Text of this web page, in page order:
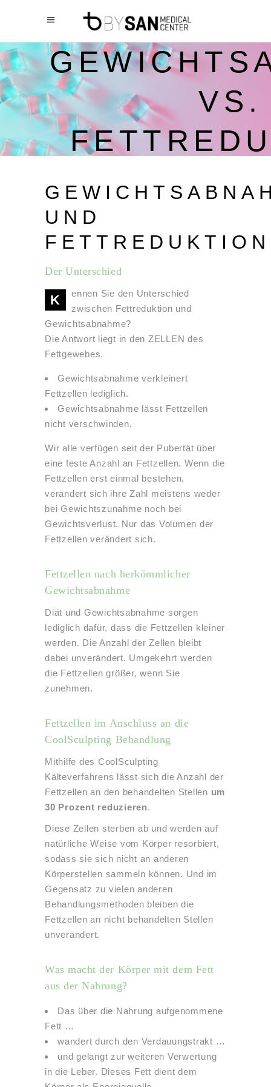
VS.
UND
FETTREDUKTION
Der Unterschied
K
ennen Sie den Unterschied
zwischen Fettreduktion und
Gewichtsabnahme?
Die Antwort liegt in den ZELLEN des
Fettgewebes.
Gewichtsabnahme verkleinert
Fettzellen lediglich.
Gewichtsabnahme lässt Fettzellen
nicht verschwinden.
Wir alle verfügen seit der Pubertät über
eine feste Anzahl an Fettzellen. Wenn die
Fettzellen erst einmal bestehen,
verändert sich ihre Zahl meistens weder
bei Gewichtszunahme noch bei
Gewichtsverlust. Nur das Volumen der
Fettzellen verändert sich.
Fettzellen nach herkömmlicher
Gewichtsabnahme
Diät und Gewichtsabnahme sorgen
lediglich dafür, dass die Fettzellen kleiner
werden. Die Anzahl der Zellen bleibt
dabei unverändert. Umgekehrt werden
die Fettzellen größer, wenn Sie
zunehmen.
Fettzellen im Anschluss an die
CoolSculpting Behandlung
Mithilfe des CoolSculpting
Kälteverfahrens lässt sich die Anzahl der
Fettzellen an den behandelten Stellen um
30 Prozent reduzieren.
Diese Zellen sterben ab und werden auf
natürliche Weise vom Körper resorbiert,
sodass sie sich nicht an anderen
Körperstellen sammeln können. Und im
Gegensatz zu vielen anderen
Behandlungsmethoden bleiben die
Fettzellen an nicht behandelten Stellen
unverändert.
Was macht der Körper mit dem Fett
aus der Nahrung?
Das über die Nahrung aufgenommene
Fett …
wandert durch den Verdauungstrakt …
und gelangt zur weiteren Verwertung
in die Leber. Dieses Fett dient dem